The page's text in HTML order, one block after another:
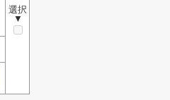
選択
▼